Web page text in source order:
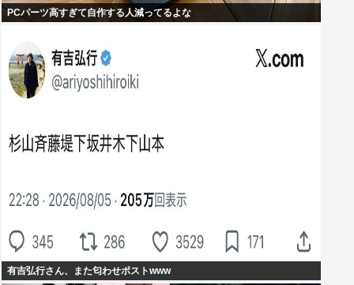
PCパーツ高すぎて自作する人減ってるよな
有吉弘行さん、また匂わせポストwww